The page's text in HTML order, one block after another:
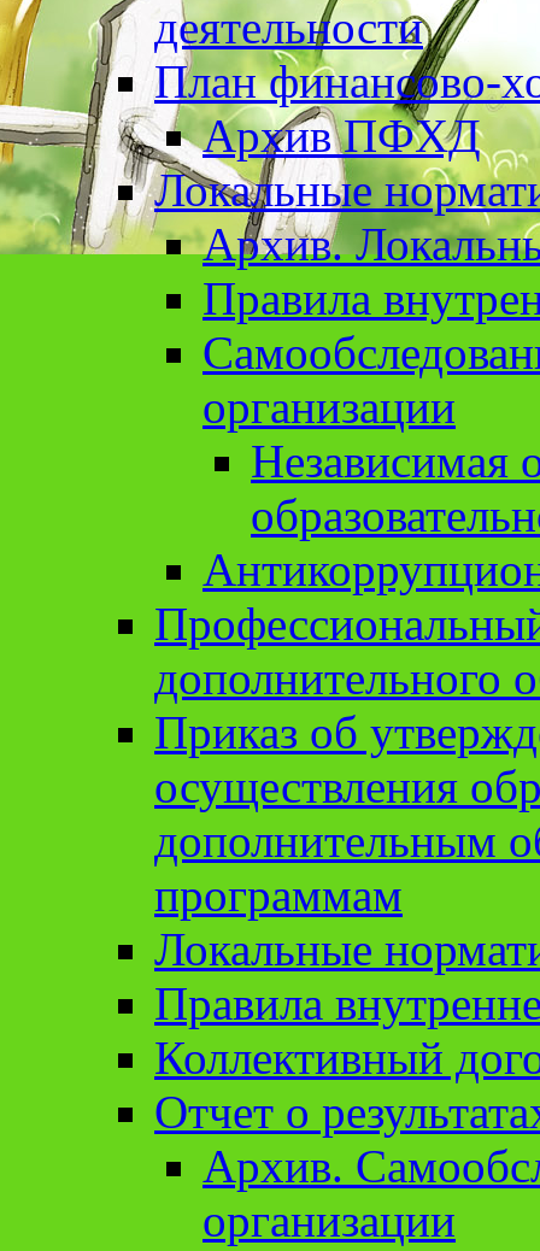
деятельности
План финансово-
Архив ПФХД
Локальные
Архив.
Правила
организации
Независимая
дополнительного
Приказ об
осуществления
дополнительным
программам
Локальные
Правила
Коллективный
Отчет о
Архив.
организации